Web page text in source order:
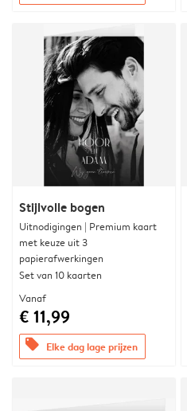
Stijlvolle bogen
Uitnodigingen | Premium kaart
met keuze uit 3
papierafwerkingen
Set van 10 kaarten
Vanaf
€ 11,99
offers Elke dag lage prijzen